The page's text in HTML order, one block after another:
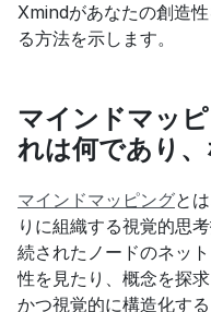
Xmindがあなたの創造
る方法を示します。
マインドマッ
れは何であり
マインドマッピングと
りに組織する視覚的思
続されたノードのネッ
性を見たり、概念を探
かつ視覚的に構造化す